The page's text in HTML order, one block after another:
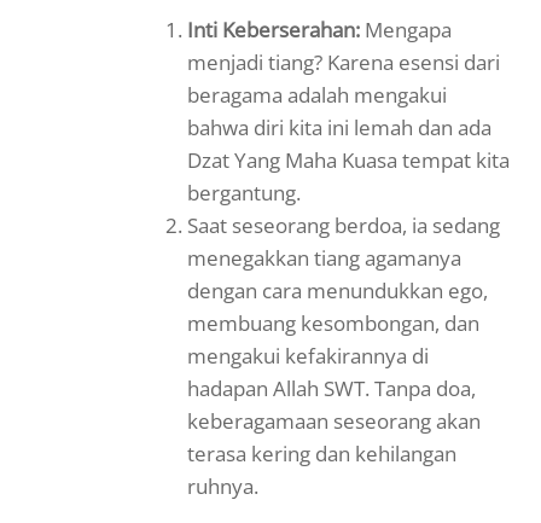
Inti Keberserahan: Mengapa
menjadi tiang? Karena esensi dari
beragama adalah mengakui
bahwa diri kita ini lemah dan ada
Dzat Yang Maha Kuasa tempat kita
bergantung.
Saat seseorang berdoa, ia sedang
menegakkan tiang agamanya
dengan cara menundukkan ego,
membuang kesombongan, dan
mengakui kefakirannya di
hadapan Allah SWT. Tanpa doa,
keberagamaan seseorang akan
terasa kering dan kehilangan
ruhnya.